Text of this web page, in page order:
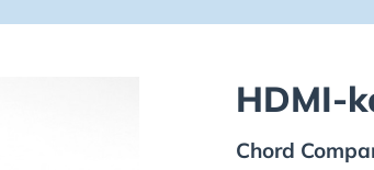
HDMI-
Chord